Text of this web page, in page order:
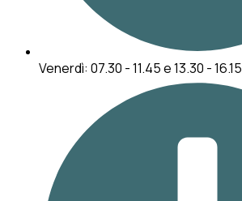
Venerdì: 07.30 - 11.45 e 13.30 - 16.15